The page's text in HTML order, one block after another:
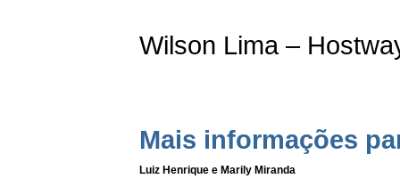
Wilson Lima –
Mais informações
Luiz Henrique e Marily Miranda